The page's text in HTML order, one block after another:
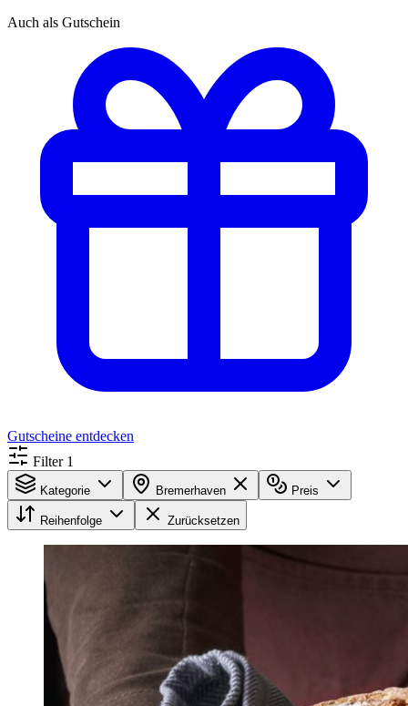
Auch als Gutschein
Gutscheine entdecken
Filter 1
Kategorie Bremerhaven Preis
Reihenfolge Zurücksetzen